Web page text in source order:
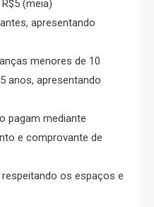
(meia)
apresentando
menores de 10
anos, apresentando
pagam mediante
e comprovante de
os espaços e